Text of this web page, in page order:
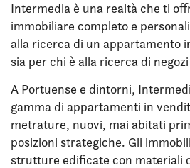
Intermedia è una realtà che ti
immobiliare completo e
alla ricerca di un appartamento
sia per chi è alla ricerca di
A Portuense e dintorni,
gamma di appartamenti in
metrature, nuovi, mai abitati
posizioni strategiche. Gli
strutture edificate con materiali